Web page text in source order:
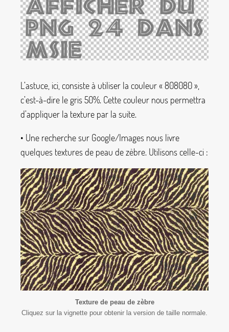
L’astuce, ici, consiste à utiliser la couleur « 808080»,
c’est-à-dire le gris 50%. Cette couleur nous permettra
d’appliquer la texture par la suite.
• Une recherche sur Google/Images nous livre
quelques textures de peau de zèbre. Utilisons celle-ci :
Texture de peau de zèbre
Cliquez sur la vignette pour obtenir la version de taille normale.